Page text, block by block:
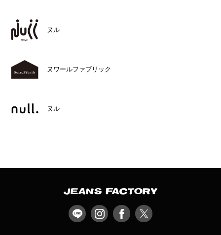
ヌル
ヌワールファブリック
ヌル